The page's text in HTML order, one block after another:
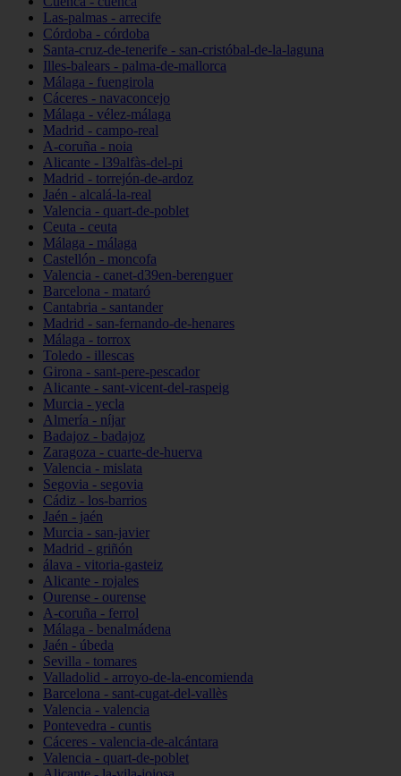
Las-palmas - arrecife
Córdoba - córdoba
Santa-cruz-de-tenerife - san-cristóbal-de-la-laguna
Illes-balears - palma-de-mallorca
Málaga - fuengirola
Cáceres - navaconcejo
Málaga - vélez-málaga
Madrid - campo-real
A-coruña - noia
Alicante - l39alfàs-del-pi
Madrid - torrejón-de-ardoz
Jaén - alcalá-la-real
Valencia - quart-de-poblet
Ceuta - ceuta
Málaga - málaga
Castellón - moncofa
Valencia - canet-d39en-berenguer
Barcelona - mataró
Cantabria - santander
Madrid - san-fernando-de-henares
Málaga - torrox
Toledo - illescas
Girona - sant-pere-pescador
Alicante - sant-vicent-del-raspeig
Murcia - yecla
Almería - níjar
Badajoz - badajoz
Zaragoza - cuarte-de-huerva
Valencia - mislata
Segovia - segovia
Cádiz - los-barrios
Jaén - jaén
Murcia - san-javier
Madrid - griñón
álava - vitoria-gasteiz
Alicante - rojales
Ourense - ourense
A-coruña - ferrol
Málaga - benalmádena
Jaén - úbeda
Sevilla - tomares
Valladolid - arroyo-de-la-encomienda
Barcelona - sant-cugat-del-vallès
Valencia - valencia
Pontevedra - cuntis
Cáceres - valencia-de-alcántara
Valencia - quart-de-poblet